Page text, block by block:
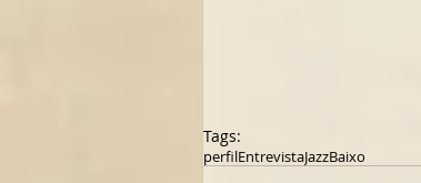
Tags:
perfilEntrevistaJazzBaixo